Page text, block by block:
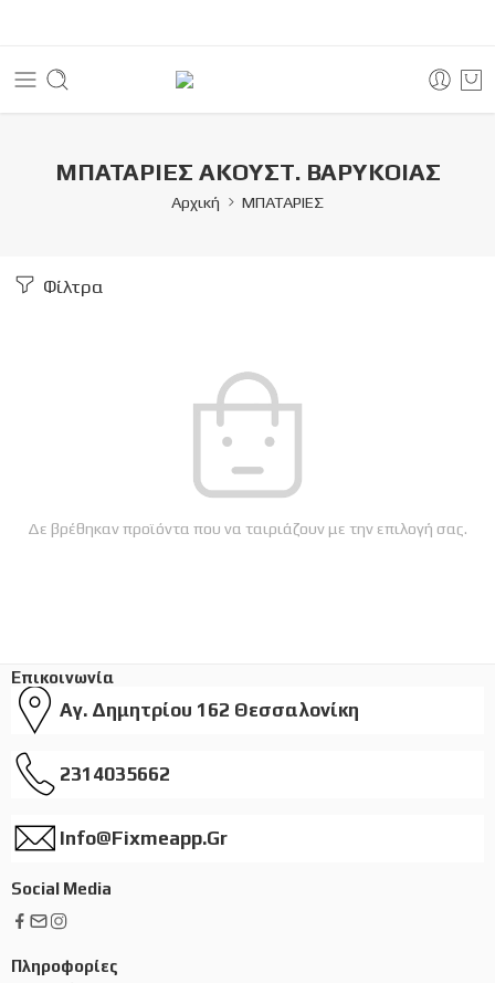
ΜΠΑΤΑΡΙΕΣ ΑΚΟΥΣΤ. ΒΑΡΥΚΟΙΑΣ
Αρχική ΜΠΑΤΑΡΙΕΣ
Φίλτρα
Δε βρέθηκαν προϊόντα που να ταιριάζουν με την επιλογή σας.
Επικοινωνία
Αγ. Δημητρίου 162 Θεσσαλονίκη
2314035662
Info@fixmeapp.gr
Social Media
Πληροφορίες